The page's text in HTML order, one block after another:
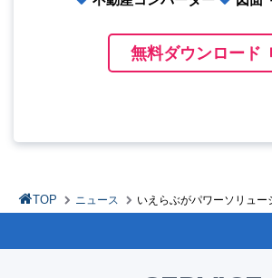
無料ダウンロード
TOP ニュース いえらぶがパワーソリュ